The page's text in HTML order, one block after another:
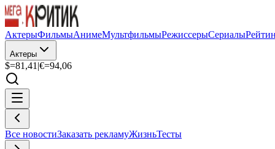
АктерыФильмыАнимеМультфильмыРежиссерыСериалы
Актеры
$=81,41 |€=94,06
Все новостиЗаказать рекламуЖизньТесты